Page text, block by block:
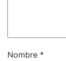
Nombre *